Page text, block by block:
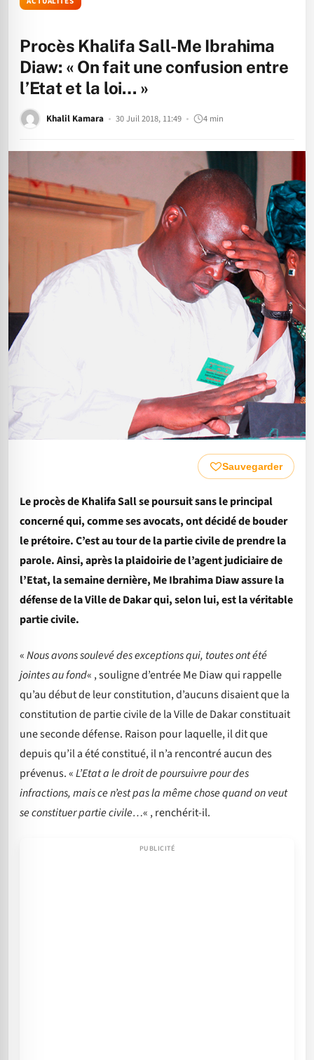
Procès Khalifa Sall-Me Ibrahima
Diaw: « On fait une confusion entre
l’Etat et la loi… »
Khalil Kamara 30 Juil 2018, 11:49 4 min
Sauvegarder
Le procès de Khalifa Sall se poursuit sans le principal
concerné qui, comme ses avocats, ont décidé de bouder
le prétoire. C’est au tour de la partie civile de prendre la
parole. Ainsi, après la plaidoirie de l’agent judiciaire de
l’Etat, la semaine dernière, Me Ibrahima Diaw assure la
défense de la Ville de Dakar qui, selon lui, est la véritable
partie civile.
«Nous avons soulevé des exceptions qui, toutes ont été
jointes au fond« , souligne d’entrée Me Diaw qui rappelle
qu’au début de leur constitution, d’aucuns disaient que la
constitution de partie civile de la Ville de Dakar constituait
une seconde défense. Raison pour laquelle, il dit que
depuis qu’il a été constitué, il n’a rencontré aucun des
prévenus. «L’Etat a le droit de poursuivre pour des
infractions, mais ce n’est pas la même chose quand on veut
se constituer partie civile…« , renchérit-il.